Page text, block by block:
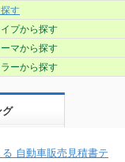
す
プから探す
マから探す
ーから探す
グ
自動車販売見積書テ